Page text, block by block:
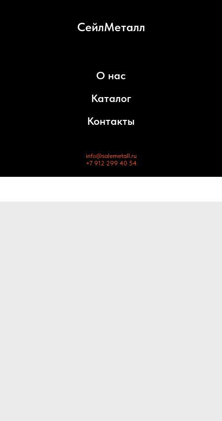
СейлМеталл
О нас
Каталог
Контакты
info@salemetall.ru
+7 912 299 40 54